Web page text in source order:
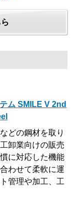
ム SMILE V 2nd
どの鋼材を取り
卸業向けの販売
に対応した機能
わせて柔軟に運
管理や加工、工